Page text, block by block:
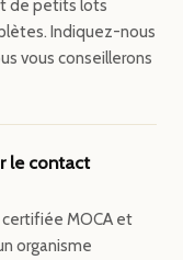
de petits lots
Indiquez-nous
vous conseillerons
le contact
MOCA et
organisme